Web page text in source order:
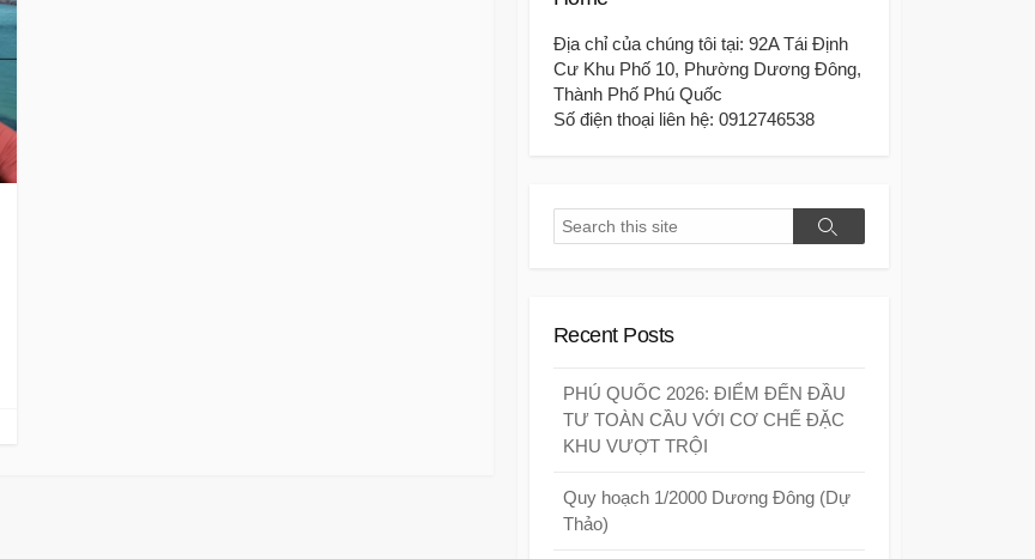
Địa chỉ của chúng tôi tại: 92A Tái Định
Cư Khu Phố 10, Phường Dương Đông,
Thành Phố Phú Quốc
Số điện thoại liên hệ: 0912746538
Search
Search
Recent Posts
PHÚ QUỐC 2026: ĐIỂM ĐẾN ĐẦU
TƯ TOÀN CẦU VỚI CƠ CHẾ ĐẶC
KHU VƯỢT TRỘI
Quy hoạch 1/2000 Dương Đông (Dự
Thảo)